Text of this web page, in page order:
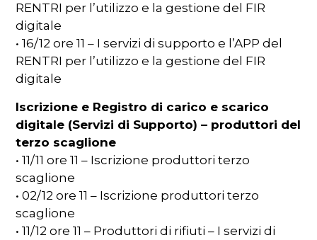
RENTRI per l’utilizzo e la gestione del FIR
digitale
• 16/12 ore 11 – I servizi di supporto e l’APP del
RENTRI per l’utilizzo e la gestione del FIR
digitale
Iscrizione e Registro di carico e scarico
digitale (Servizi di Supporto) – produttori del
terzo scaglione
• 11/11 ore 11 – Iscrizione produttori terzo
scaglione
• 02/12 ore 11 – Iscrizione produttori terzo
scaglione
• 11/12 ore 11 – Produttori di rifiuti – I servizi di